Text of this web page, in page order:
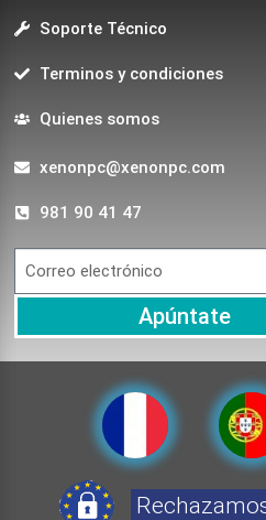
Soporte Técnico
Terminos y condiciones
Quienes somos
xenonpc@xenonpc.com
981 90 41 47
Apúntate